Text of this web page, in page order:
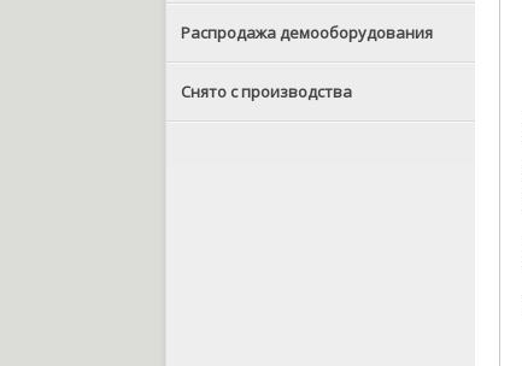
Распродажа демооборудования
Снято с производства